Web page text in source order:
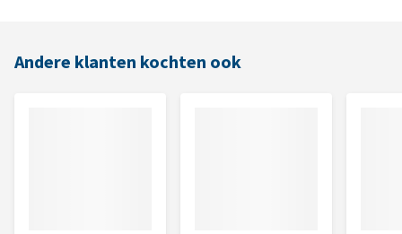
Andere klanten kochten ook